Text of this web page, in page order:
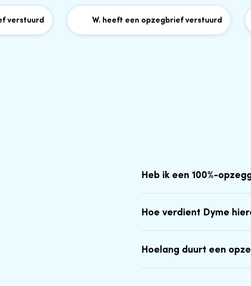
W. heeft een opzegbrief verstuurd
Heb ik een 100%-
Hoe verdient Dyme
Hoelang duurt een